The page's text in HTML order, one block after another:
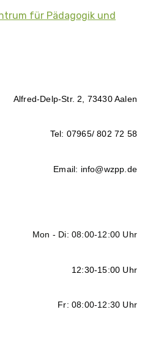
für Pädagogik und
Alfred-Delp-Str. 2, 73430 Aalen
Tel: 07965/ 802 72 58
Email: info@wzpp.de
Mon - Di: 08:00-12:00 Uhr
12:30-15:00 Uhr
Fr: 08:00-12:30 Uhr